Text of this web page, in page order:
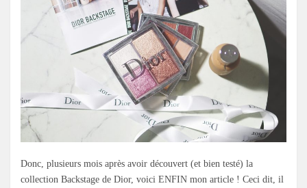
Donc, plusieurs mois après avoir découvert (et bien testé) la
collection Backstage de Dior, voici ENFIN mon article ! Ceci dit, il